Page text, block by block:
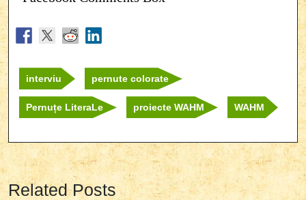
interviu pernute colorate
Pernuțe LiteraLe proiecte WAHM WAHM
Related Posts